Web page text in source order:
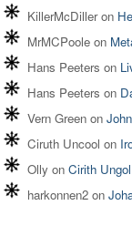
KillerMcDilleron
MrMCPoole on
Hans Peeters on
Hans Peeters on
Vern Green on
Ciruth Uncool on
Olly on Cirith Ungol
harkonnen2 on